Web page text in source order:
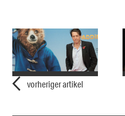
vorheriger artikel